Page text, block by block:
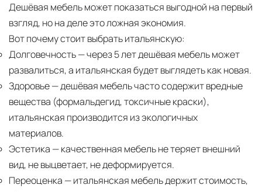
Дешёвая мебель может показаться выгодной на первый
взгляд, но на деле это ложная экономия.
Вот почему стоит выбрать итальянскую:
Долговечность— через 5 лет дешёвая мебель может
развалиться, а итальянская будет выглядеть как новая.
Здоровье— дешёвая мебель часто содержит вредные
вещества (формальдегид, токсичные краски),
итальянская производится из экологичных
материалов.
Эстетика — качественная мебель не теряет внешний
вид, не выцветает, не деформируется.
Переоценка — итальянская мебель держит стоимость,